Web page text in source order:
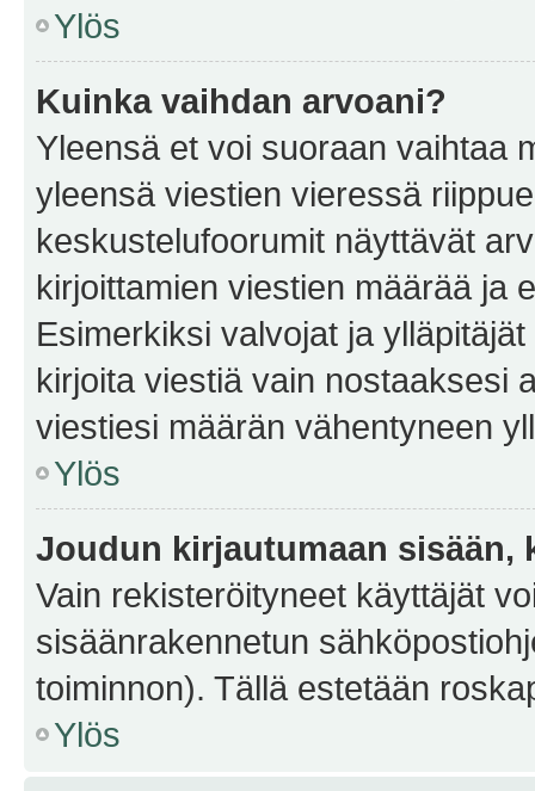
Ylös
Kuinka vaihdan arvoani?
Yleensä et voi suoraan vaihtaa
yleensä viestien vieressä
keskustelufoorumit näyttävät
kirjoittamien viestien määrää ja
Esimerkiksi valvojat ja
kirjoita viestiä vain nostaaksesi
viestiesi määrän vähentyneen
Ylös
Joudun kirjautumaan sisään,
Vain rekisteröityneet käyttäjät
sisäänrakennetun
toiminnon). Tällä estetään
Ylös